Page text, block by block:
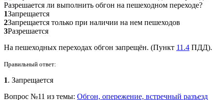
Разрешается ли выполнить обгон на пешеходном переходе?
1Запрещается
2Запрещается только при наличии на нем пешеходов
3Разрешается
На пешеходных переходах обгон запрещён. (Пункт 11.4 ПДД).
Правильный ответ:
1. Запрещается
Вопрос №11 из темы: Обгон, опережение, встречный разъезд